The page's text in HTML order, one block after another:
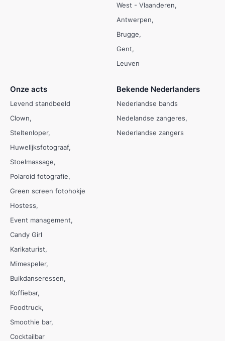
West - Vlaanderen
Antwerpen
Brugge
Gent
Leuven
Onze acts
Levend standbeeld
Clown
Steltenloper
Huwelijksfotograaf
Stoelmassage
Polaroid fotografie
Green screen fotohokje
Hostess
Event management
Candy Girl
Karikaturist
Mimespeler
Buikdanseressen
Koffiebar
Foodtruck
Smoothie bar
Cocktailbar
Bekende Nederlanders
Nederlandse bands
Nedelandse zangeres
Nederlandse zangers